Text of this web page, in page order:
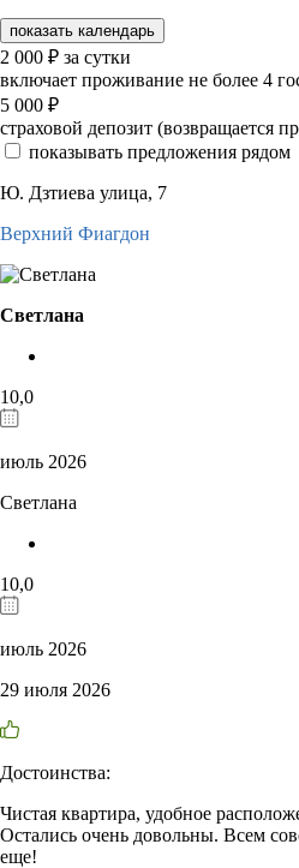
показать календарь
2 000 ₽ за сутки
включает проживание не более 4
5 000 ₽
страховой депозит (возвращается
показывать предложения рядом
Ю. Дзтиева улица, 7
Верхний Фиагдон
Светлана
10,0
июль 2026
Светлана
10,0
июль 2026
29 июля 2026
Достоинства:
Чистая квартира, удобное
Остались очень довольны. Всем
еще!